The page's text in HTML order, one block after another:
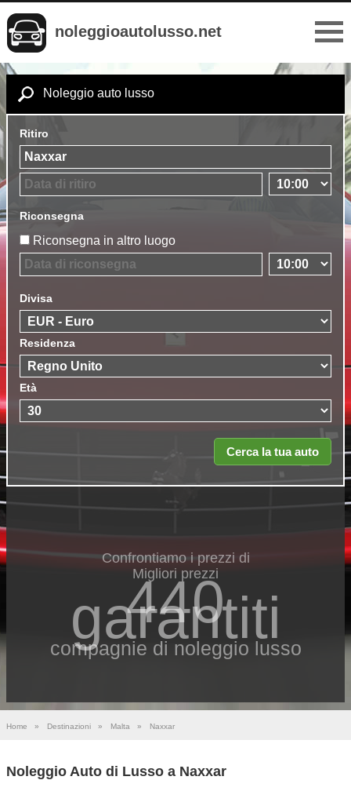
noleggioautolusso.net
Noleggio auto lusso
Ritiro
Riconsegna
Riconsegna in altro luogo
Divisa
Residenza
Età
Confrontiamo i prezzi di
440
compagnie di noleggio lusso
Migliori prezzi
garantiti
Home » Destinazioni » Malta » Naxxar
Noleggio Auto di Lusso a Naxxar